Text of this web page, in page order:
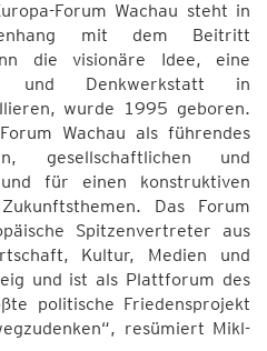
Forum Wachau steht in
mit dem Beitritt
die visionäre Idee, eine
und Denkwerkstatt in
wurde 1995 geboren.
Wachau als führendes
gesellschaftlichen und
für einen konstruktiven
Das Forum
Spitzenvertreter aus
Kultur, Medien und
und ist als Plattforum des
politische Friedensprojekt
resümiert Mikl-